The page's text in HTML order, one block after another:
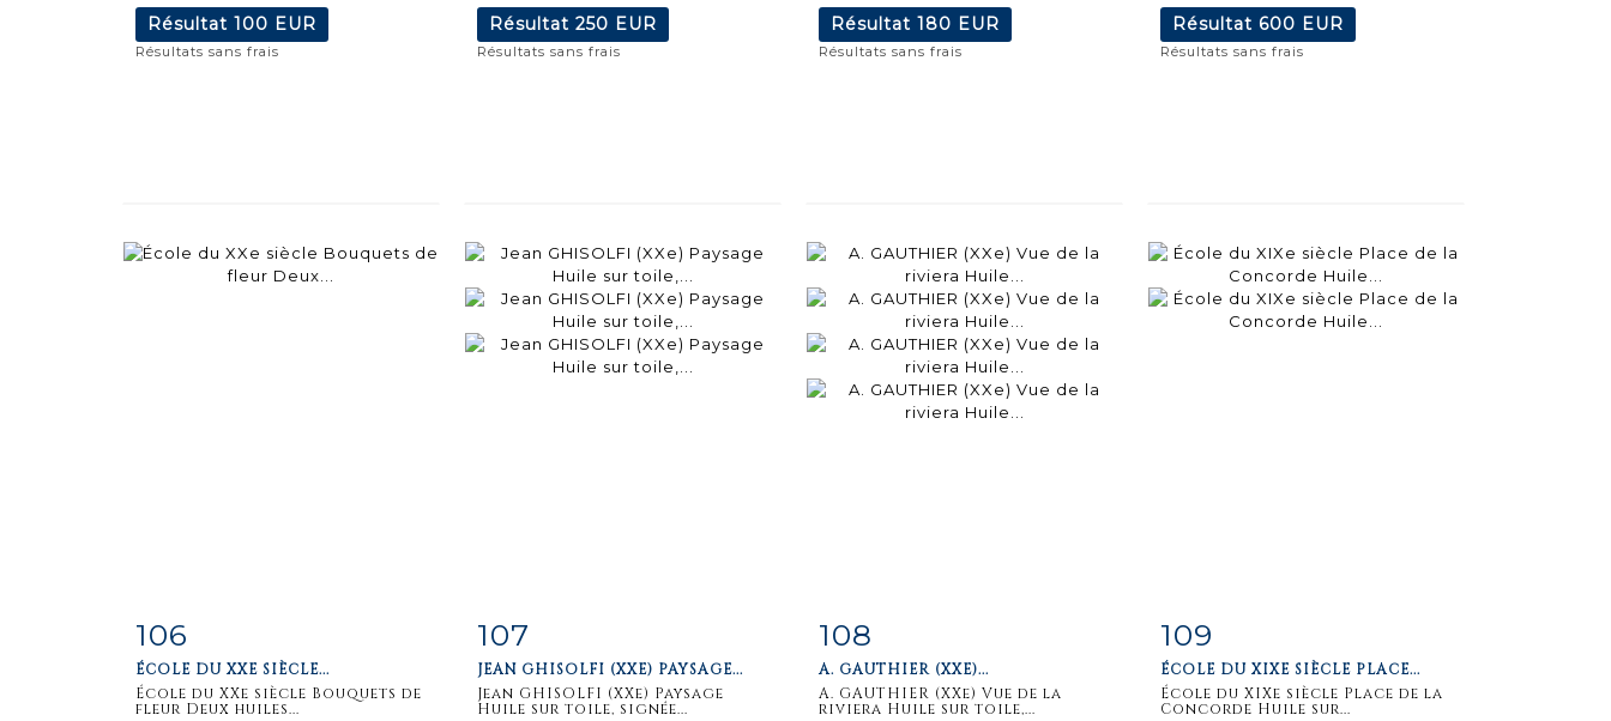
Résultat 100 EUR
Résultats sans frais
Résultat 250 EUR
Résultats sans frais
Résultat 180 EUR
Résultats sans frais
Résultat 600 EUR
Résultats sans frais
Fiche
106
ÉCOLE DU XXE SIÈCLE...
École du XXe siècle Bouquets de
fleur Deux huiles...
Fiche
107
JEAN GHISOLFI (XXE) PAYSAGE...
Jean GHISOLFI (XXe) Paysage
Huile sur toile, signée...
Fiche
détaillée
108
A. GAUTHIER (XXE)...
A. GAUTHIER (XXe) Vue de la
riviera Huile sur toile,...
Fiche
109
ÉCOLE DU XIXE SIÈCLE PLACE...
École du XIXe siècle Place de la
Concorde Huile sur...